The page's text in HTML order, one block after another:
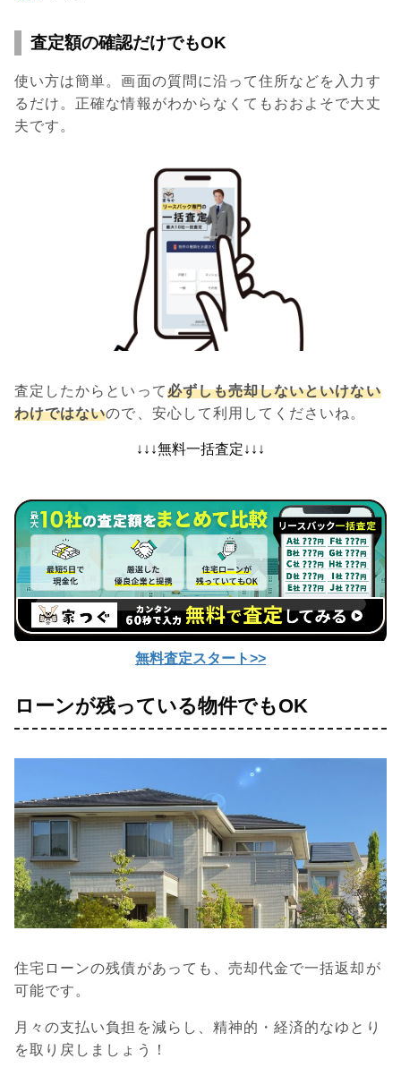
査定額の確認だけでもOK
使い方は簡単。画面の質問に沿って住所などを入力す
るだけ。正確な情報がわからなくてもおおよそで大丈
夫です。
査定したからといって必ずしも売却しないといけない
わけではないので、安心して利用してくださいね。
↓↓↓無料一括査定↓↓↓
無料査定スタート>>
ローンが残っている物件でもOK
住宅ローンの残債があっても、売却代金で一括返却が
可能です。
月々の支払い負担を減らし、精神的・経済的なゆとり
を取り戻しましょう！